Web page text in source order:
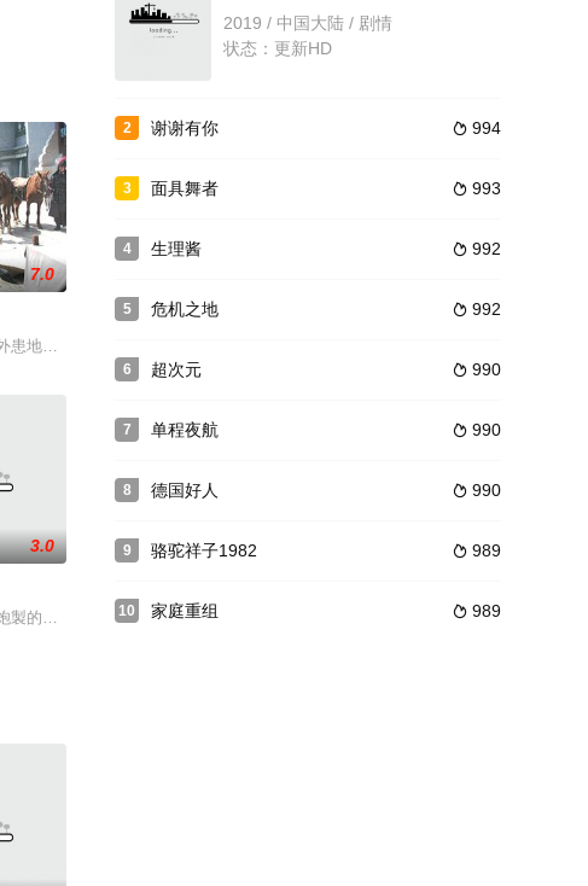
电视
被迫离开舞台，加入街头浪人剧团。期间他遇见艺妓花里（叶月里绪菜 饰），然
7.0
患地处浙江东南的松江县也时常遭到倭寇的劫掠，新任推事吴时来决心一定要铲
亲离弃、母亲早亡、修道院清
（鸦片）行动的第一专员。张在法经西方文化与价值观熏陶，十分书
3.0
製的《皇帝保重》，內有三個以男女情色為主題的單元故事，戲謔一眾色中餓鬼
2019 / 中国大陆 / 剧情
状态：更新HD
2  994
谢谢有你
3  993
面具舞者
4  992
生理酱
5  992
危机之地
6  990
超次元
7  990
单程夜航
8  990
德国好人
9  989
骆驼祥子1982
10  989
家庭重组